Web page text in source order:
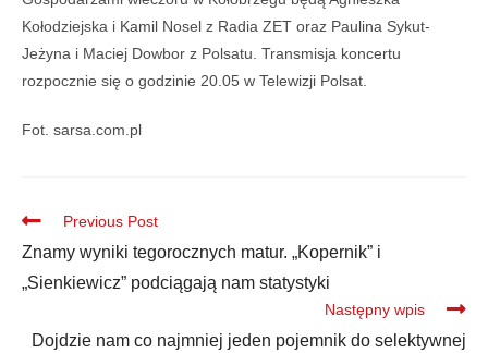
Kołodziejska i Kamil Nosel z Radia ZET oraz Paulina Sykut-
Jeżyna i Maciej Dowbor z Polsatu. Transmisja koncertu
rozpocznie się o godzinie 20.05 w Telewizji Polsat.
Fot. sarsa.com.pl
Previous Post
Znamy wyniki tegorocznych matur. „Kopernik” i
„Sienkiewicz” podciągają nam statystyki
Następny wpis
Dojdzie nam co najmniej jeden pojemnik do selektywnej